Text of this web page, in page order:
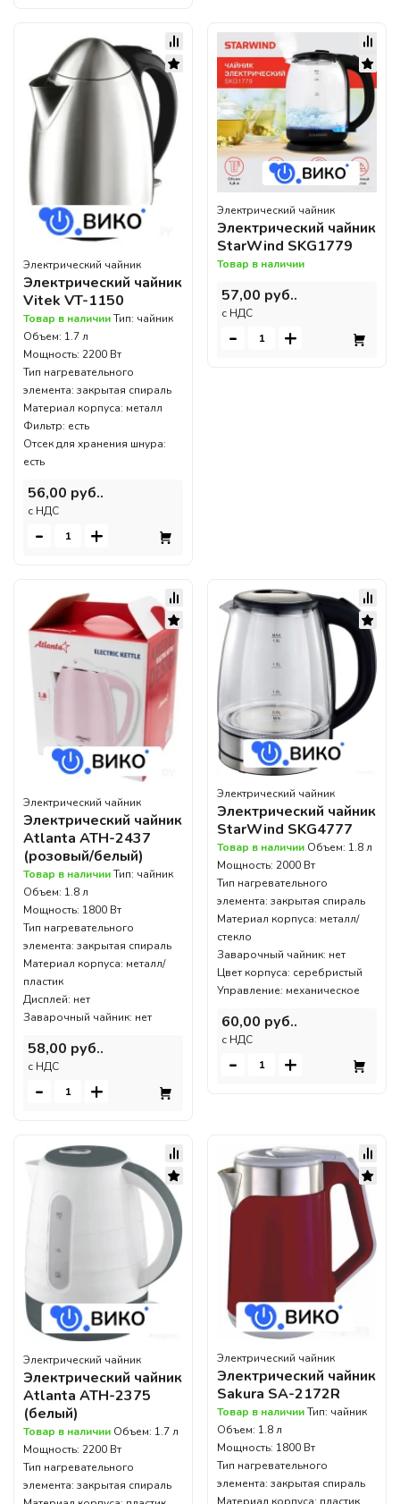
Электрический чайник
Электрический чайник
Vitek VT-1150
Товар в наличииТип: чайник
Объем: 1.7 л
Мощность: 2200 Вт
Тип нагревательного
элемента: закрытая спираль
Материал корпуса: металл
Фильтр: есть
Отсек для хранения шнура:
есть
56,00 руб..
c НДС
- +
Электрический чайник
Электрический чайник
StarWind SKG1779
Товар в наличии
57,00 руб..
c НДС
- +
Электрический чайник
Электрический чайник
Atlanta ATH-2437
(розовый/белый)
Товар в наличииТип: чайник
Объем: 1.8 л
Мощность: 1800 Вт
Тип нагревательного
элемента: закрытая спираль
Материал корпуса: металл/
пластик
Дисплей: нет
Заварочный чайник: нет
58,00 руб..
c НДС
- +
Электрический чайник
Электрический чайник
StarWind SKG4777
Товар в наличии Объем: 1.8 л
Мощность: 2000 Вт
Тип нагревательного
элемента: закрытая спираль
Материал корпуса: металл/
стекло
Заварочный чайник: нет
Цвет корпуса: серебристый
Управление: механическое
60,00 руб..
c НДС
- +
Электрический чайник
Электрический чайник
Atlanta ATH-2375
(белый)
Товар в наличии Объем: 1.7 л
Мощность: 2200 Вт
Тип нагревательного
элемента: закрытая спираль
Электрический чайник
Электрический чайник
Sakura SA-2172R
Товар в наличииТип: чайник
Объем: 1.8 л
Мощность: 1800 Вт
Тип нагревательного
элемента: закрытая спираль